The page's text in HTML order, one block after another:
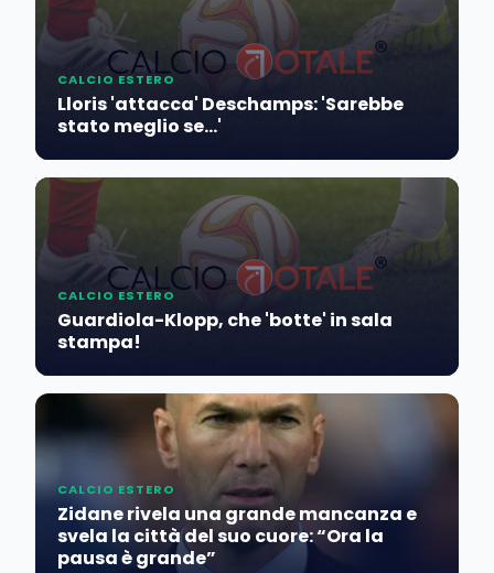
CALCIO ESTERO
Lloris 'attacca' Deschamps: 'Sarebbe
stato meglio se...'
CALCIO ESTERO
Guardiola-Klopp, che 'botte' in sala
stampa!
CALCIO ESTERO
Zidane rivela una grande mancanza e
svela la città del suo cuore: “Ora la
pausa è grande”